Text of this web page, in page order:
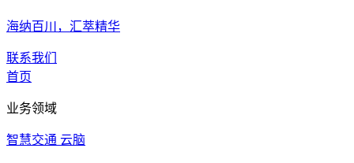
海纳百川，汇萃精华
联系我们
首页
业务领域
智慧交通 云脑